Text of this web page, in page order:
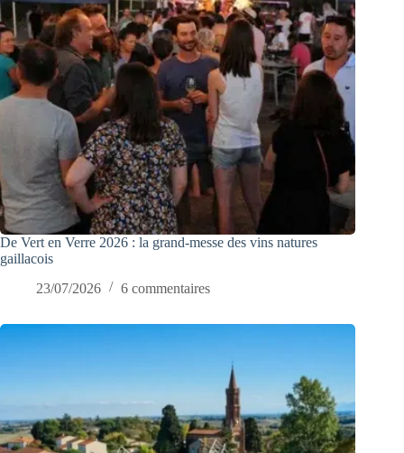
De Vert en Verre 2026 : la grand-messe des vins natures
gaillacois
23/07/2026
6 commentaires